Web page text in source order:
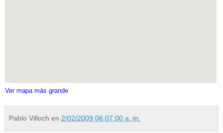
Ver mapa más grande
Pablo Villoch en 2/02/2009 06:07:00 a. m.